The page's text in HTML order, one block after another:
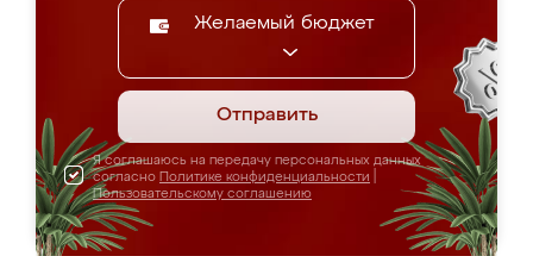
Желаемый бюджет
Отправить
Я соглашаюсь на передачу персональных данных
согласно Политике конфиденциальности
Пользовательскому соглашению